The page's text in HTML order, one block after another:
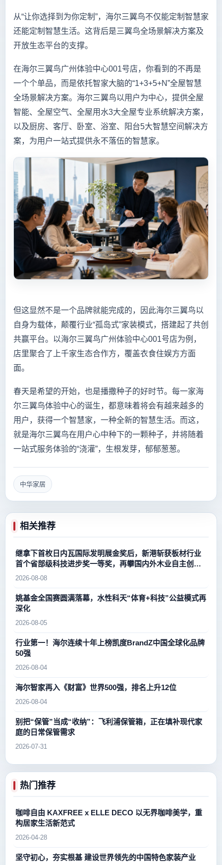
从“让你选择到为你定制”，海尔三翼鸟不仅能定制智慧家
还能定制智慧生活。这背后是三翼鸟全场景解决方案及
开放生态平台的支撑。
在海尔三翼鸟广州体验中心001号店，你看到的不再是
一个个单品，而是依托智家大脑的“1+3+5+N”全屋智慧
全场景解决方案。海尔三翼鸟以用户为中心，提供全屋
智能、全屋空气、全屋用水3大全屋专业系统解决方案，
以及厨房、客厅、卧室、浴室、阳台5大智慧空间解决方
案，为用户一站式提供永不落伍的智慧家。
但这显然不是一个品牌就能完成的，因此海尔三翼鸟以
自身为载体，颠覆行业“孤岛式”家装模式，搭建起了共创
共赢平台。以海尔三翼鸟广州体验中心001号店为例，
店里聚合了上千家生态合作方，覆盖衣食住娱方方面
面。
春天是希望的开始，也是播撒种子的好时节。每一家海
尔三翼鸟体验中心的诞生，都意味着将会有越来越多的
用户，获得一个智慧家，一种全新的智慧生活。而这，
就是海尔三翼鸟在用户心中种下的一颗种子，并将随着
一站式服务体验的“浇灌”，生根发芽，郁郁葱葱。
中华家居
相关推荐
继拿下首枚日内瓦国际发明展金奖后，新港斩获板材行业
首个省部级科技进步奖一等奖，再攀国内外木业自主创新
新高峰
2026-08-08
姚基金全国赛圆满落幕，水性科天“体育+科技”公益模式再
深化
2026-08-05
行业第一！海尔连续十年上榜凯度BrandZ中国全球化品牌
50强
2026-08-04
海尔智家再入《财富》世界500强，排名上升12位
2026-08-04
别把“保管”当成“收纳”：飞利浦保管箱，正在填补现代家
庭的日常保管需求
2026-07-31
热门推荐
咖啡自由 KAXFREE x ELLE DECO 以无界咖啡美学，重
构居家生活新范式
2026-04-28
坚守初心，夯实根基 建设世界领先的中国特色家装产业